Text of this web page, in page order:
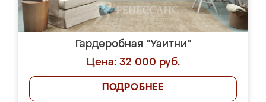
Гардеробная "Уаитни"
Цена: 32 000 руб.
ПОДРОБНЕЕ